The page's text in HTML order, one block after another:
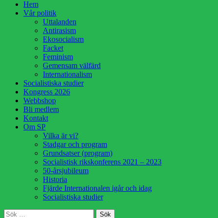
HoppaHem
Vår politik
Uttalanden
Antirasism
Ekosocialism
Facket
Feminism
Gemensam välfärd
Internationalism
Socialistiska studier
Kongress 2026
Webbshop
Bli medlem
Kontakt
Om SP
Vilka är vi?
Stadgar och program
Grundsatser (program)
Socialistisk rikskonferens 2021 – 2023
50-årsjubileum
Historia
Fjärde Internationalen igår och idag
Socialistiska studier
Sök
Sök